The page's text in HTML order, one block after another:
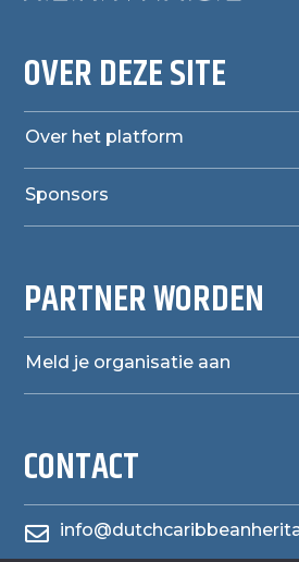
OVER DEZE SITE
Over het platform
Sponsors
PARTNER WORDEN
Meld je organisatie aan
CONTACT
